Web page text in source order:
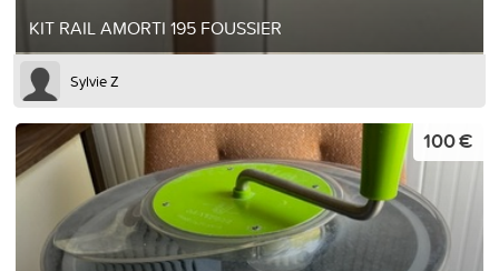
KIT RAIL AMORTI 195 FOUSSIER
Sylvie Z
100 €